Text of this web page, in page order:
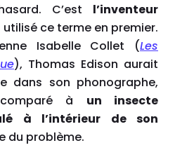
C’est l’inventeur
utilisé ce terme en premier.
Isabelle Collet (Les
), Thomas Edison aurait
dans son phonographe,
à un insecte
à l’intérieur de son
du problème.